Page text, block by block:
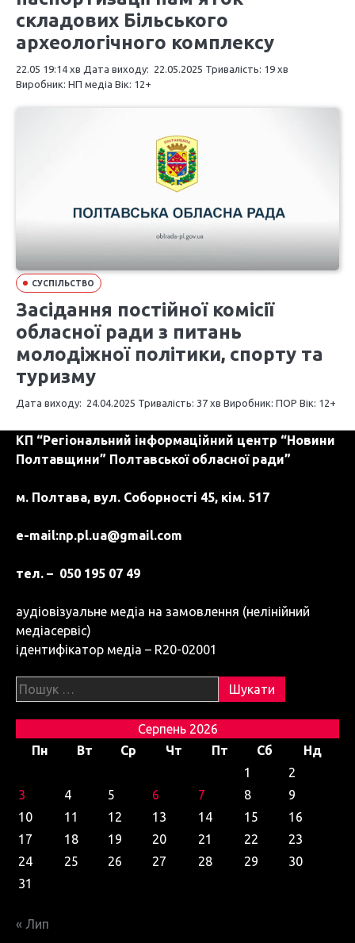
складових Більського
археологічного комплексу
22.05 19:14 хв Дата виходу: 22.05.2025 Тривалість: 19 хв
Виробник: НП медіа Вік: 12+
СУСПІЛЬСТВО
Засідання постійної комісії
обласної ради з питань
молодіжної політики, спорту та
туризму
Дата виходу: 24.04.2025 Тривалість: 37 хв Виробник: ПОР Вік: 12+
КП “Регіональний інформаційний центр “Новини
Полтавщини” Полтавської обласної ради”
м. Полтава, вул. Соборності 45, кім. 517
e-mail:np.pl.ua@gmail.com
тел. – 050 195 07 49
аудіовізуальне медіа на замовлення (нелінійний
медіасервіс)
ідентифікатор медіа – R20-02001
Пошук:
Серпень 2026
Пн
Вт Ср Чт Пт Сб
Нд
1
2
3
4 5 6 7 8
9
10
11 12 13 14 15
16
17
18 19 20 21 22
23
24
25 26 27 28 29
30
31
« Лип